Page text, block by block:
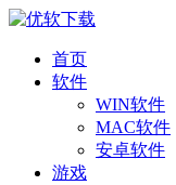
首页
软件
WIN软件
MAC软件
安卓软件
游戏